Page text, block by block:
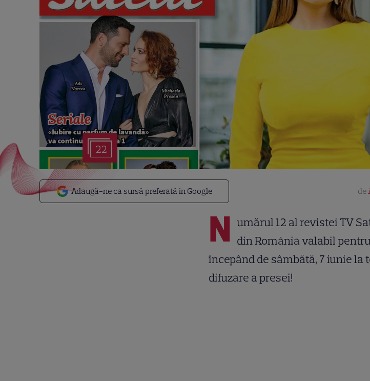
22
Adaugă-ne ca sursă preferată în Google de
N umărul 12 al revistei TV
din România valabil
începând de sâmbătă, 7 iunie la
difuzare a presei!